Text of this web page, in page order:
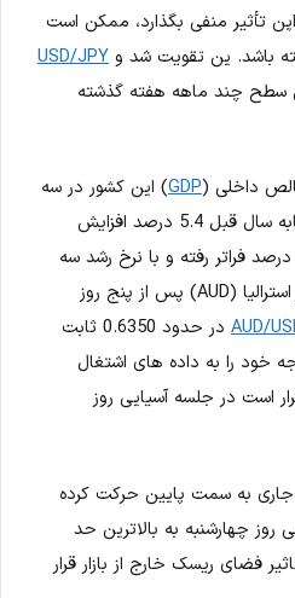
تأثیر منفی بگذارد، ممکن است
باشد. ین تقویت شد و USD/JPY
سطح چند ماهه هفته گذشته
داخلی (GDP) این کشور در سه
ماهه اول نسبت به مدت مشابه سال قبل 5.4 درصد افزایش
یافته است که از انتظارات 5.1 درصد فراتر رفته و با نرخ رشد سه
ماهه قبل مطابقت دارد. دلار استرالیا (AUD) پس از پنج روز
AUD/
در حدود 0.6350 ثابت
خود را به داده های اشتغال
است در جلسه آسیایی روز
جاری به سمت پایین حرکت کرده
روز چهارشنبه به بالاترین حد
فضای ریسک خارج از بازار قرار